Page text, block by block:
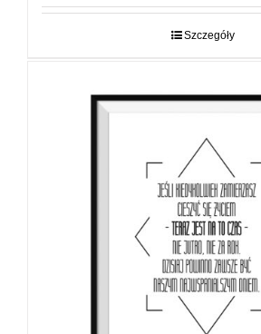
29,00 zł
Szczegóły